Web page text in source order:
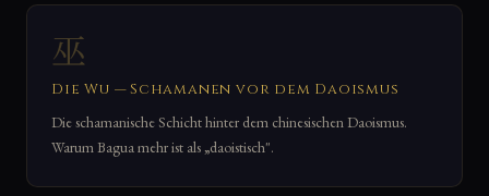
巫
Die Wu — Schamanen vor dem Daoismus
Die schamanische Schicht hinter dem chinesischen Daoismus.
Warum Bagua mehr ist als „daoistisch".